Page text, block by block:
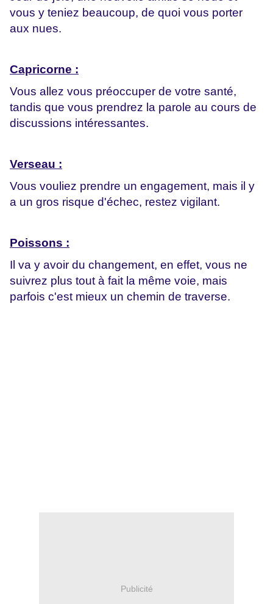
vous y teniez beaucoup, de quoi vous porter
aux nues.
Capricorne :
Vous allez vous préoccuper de votre santé,
tandis que vous prendrez la parole au cours de
discussions intéressantes.
Verseau :
Vous vouliez prendre un engagement, mais il y
a un gros risque d'échec, restez vigilant.
Poissons :
Il va y avoir du changement, en effet, vous ne
suivrez plus tout à fait la même voie, mais
parfois c'est mieux un chemin de traverse.
Publicité